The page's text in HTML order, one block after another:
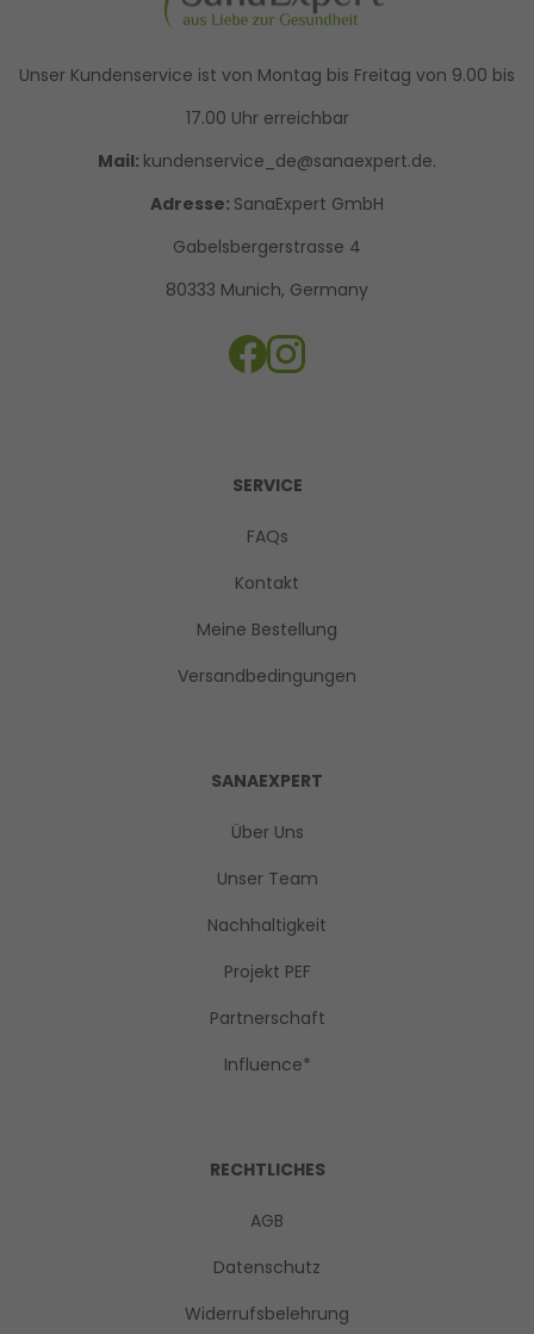
Unser Kundenservice ist von Montag bis Freitag von 9.00 bis
17.00 Uhr erreichbar
Mail: kundenservice_de@sanaexpert.de.
Adresse: SanaExpert GmbH
Gabelsbergerstrasse 4
80333 Munich, Germany
SERVICE
FAQs
Kontakt
Meine Bestellung
Versandbedingungen
SANAEXPERT
Über Uns
Unser Team
Nachhaltigkeit
Projekt PEF
Partnerschaft
Influence*
RECHTLICHES
AGB
Datenschutz
Widerrufsbelehrung